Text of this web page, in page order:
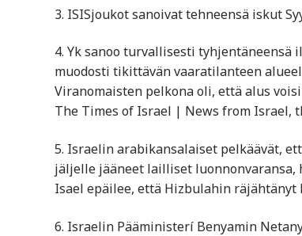
3. ISISjoukot sanoivat tehneensä iskut
4. Yk sanoo turvallisesti
muodosti tikittävän vaaratilanteen
Viranomaisten pelkona oli, että alus
The Times of Israel | News from Israel,
5. Israelin arabikansalaiset pelkäävät,
jäljelle jääneet lailliset luonnonvaransa,
Isael epäilee, että Hizbulahin
6. Israelin Pääministerí Benyamin